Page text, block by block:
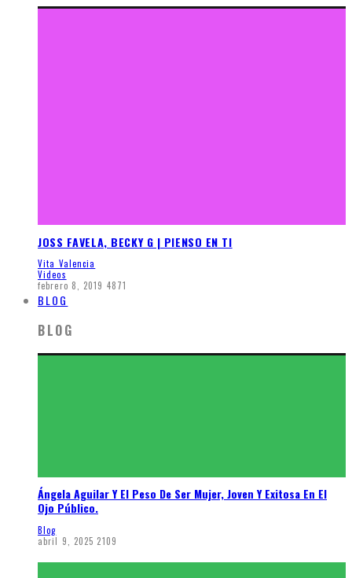
JOSS FAVELA, BECKY G | PIENSO EN TI
Vita Valencia
Videos
febrero 8, 2019 4871
BLOG
BLOG
Ángela Aguilar Y El Peso De Ser Mujer, Joven Y Exitosa En El
Ojo Público.
Blog
abril 9, 2025 2109